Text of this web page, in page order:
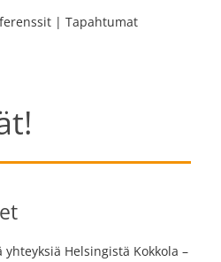
| Tapahtumat
Helsingistä Kokkola –